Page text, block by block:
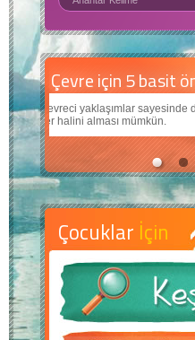
5 basit öneri
iyi bir
Daha iyi bir dünya
Çocuklarımıza daha güzel
teknolojiden nasıl
Çocuklar İçin